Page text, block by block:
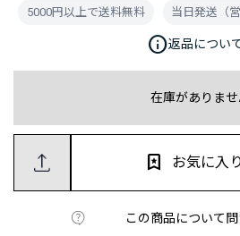
在庫がありませ
この商品について
お気に入
5000円以上で送料無料 当日発送（
info返品につい